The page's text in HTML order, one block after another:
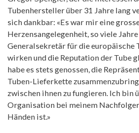
Tubenhersteller über 31 Jahre lang
sich dankbar: «Es war mir eine
Herzensangelegenheit, so viele
Generalsekretär für die europäische
wirken und die Reputation der Tube
habe es stets genossen, die
Tuben-Lieferkette
zwischen ihnen zu fungieren. Ich bin
Organisation bei meinem
Händen ist.»